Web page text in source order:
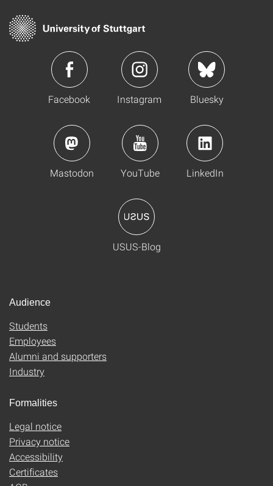
Facebook Instagram Bluesky
Mastodon YouTube LinkedIn
USUS-Blog
Audience
Students
Employees
Alumni and supporters
Industry
Formalities
Legal notice
Privacy notice
Accessibility
Certificates